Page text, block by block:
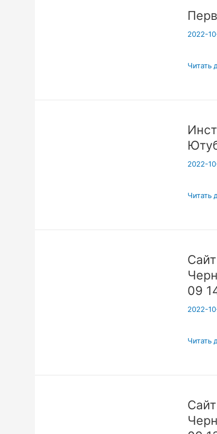
и
2022-
Первые
Читать
2022-
Читать
09
2022-
Сайт
6ч.
Читать